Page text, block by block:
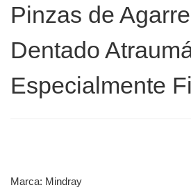
Pinzas de
Dentado
Especialmente
Marca: Mindray